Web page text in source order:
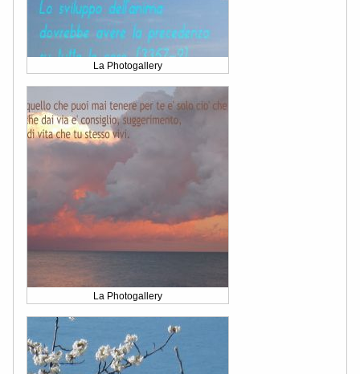
La Photogallery
La Photogallery